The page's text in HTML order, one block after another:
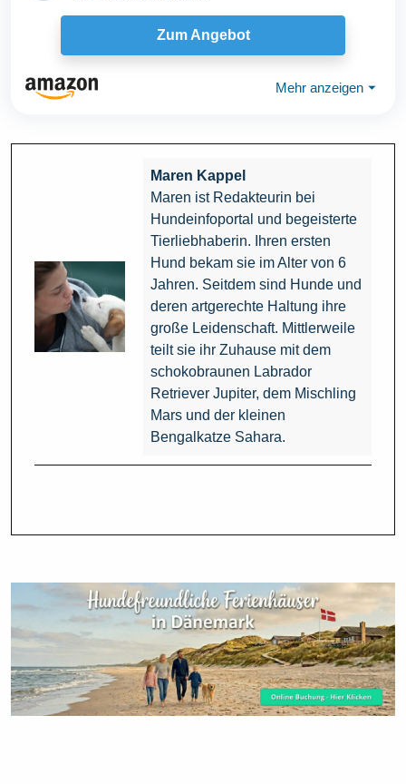
Zum Angebot
Mehr anzeigen ⏷
Maren Kappel
Maren ist Redakteurin bei
Hundeinfoportal und begeisterte
Tierliebhaberin. Ihren ersten
Hund bekam sie im Alter von 6
Jahren. Seitdem sind Hunde und
deren artgerechte Haltung ihre
große Leidenschaft. Mittlerweile
teilt sie ihr Zuhause mit dem
schokobraunen Labrador
Retriever Jupiter, dem Mischling
Mars und der kleinen
Bengalkatze Sahara.